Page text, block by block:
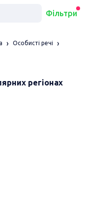
Фільтри
Особисті речі
регіонах